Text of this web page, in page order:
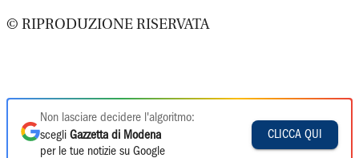
© RIPRODUZIONE RISERVATA
Non lasciare decidere l'algoritmo:
scegli Gazzetta di Modena
per le tue notizie su Google
CLICCA QUI